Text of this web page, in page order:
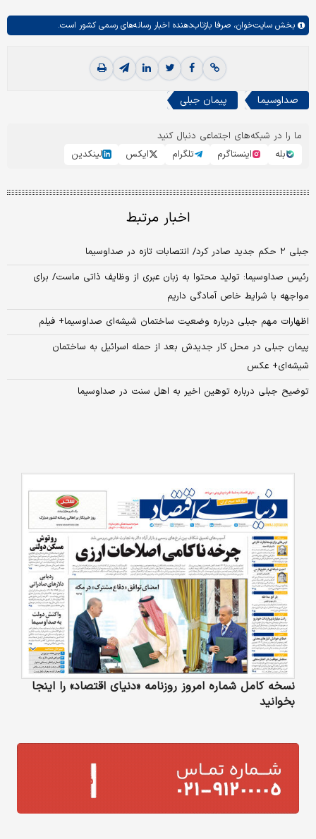
بخش سایت‌خوان، صرفا بازتاب‌دهنده اخبار رسانه‌های رسمی کشور است.
صداوسیما پیمان جبلی
ما را در شبکه‌های اجتماعی دنبال کنید
بله
اینستاگرم تلگرام ایکس لینکدین
اخبار مرتبط
جبلی ۲ حکم جدید صادر کرد/ انتصابات تازه در صداوسیما
رئیس صداوسیما: تولید محتوا به زبان عبری از وظایف ذاتی ماست/ برای
مواجهه با شرایط خاص آمادگی داریم
اظهارات مهم جبلی درباره وضعیت ساختمان شیشه‌‌ای صداوسیما+ فیلم
پیمان جبلی در محل کار جدیدش بعد از حمله اسرائیل به ساختمان
شیشه‌ای+ عکس
توضیح جبلی درباره توهین اخیر به اهل سنت در صداوسیما
نسخه کامل شماره امروز روزنامه «دنیای‌ اقتصاد» را اینجا
بخوانید